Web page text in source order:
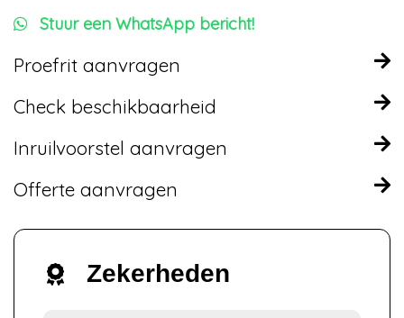
Stuur een WhatsApp bericht!
Proefrit aanvragen
Check beschikbaarheid
Inruilvoorstel aanvragen
Offerte aanvragen
Zekerheden